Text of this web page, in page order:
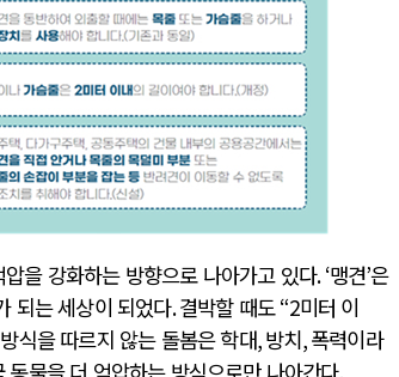
을 강화하는 방향으로 나아가고 있다. ‘맹견’은
되는 세상이 되었다.결박할 때도“2미터 이
식을 따르지 않는 돌봄은 학대,방치,폭력이라